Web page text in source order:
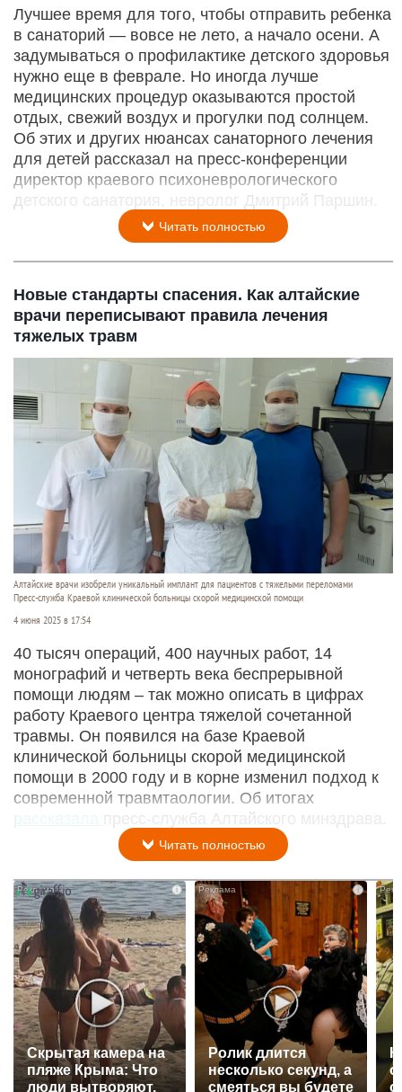
Лучшее время для того, чтобы отправить ребенка
в санаторий — вовсе не лето, а начало осени. А
задумываться о профилактике детского здоровья
нужно еще в феврале. Но иногда лучше
медицинских процедур оказываются простой
отдых, свежий воздух и прогулки под солнцем.
Об этих и других нюансах санаторного лечения
для детей рассказал на пресс-конференции
директор краевого психоневрологического
детского санатория, невролог Дмитрий Паршин.
Читать полностью
Новые стандарты спасения. Как алтайские
врачи переписывают правила лечения
тяжелых травм
Алтайские врачи изобрели уникальный имплант для пациентов с тяжелыми переломами
Пресс-служба Краевой клинической больницы скорой медицинской помощи
4 июня 2025 в 17:54
40 тысяч операций, 400 научных работ, 14
монографий и четверть века беспрерывной
помощи людям – так можно описать в цифрах
работу Краевого центра тяжелой сочетанной
травмы. Он появился на базе Краевой
клинической больницы скорой медицинской
помощи в 2000 году и в корне изменил подход к
современной травмтаологии. Об итогах
рассказала пресс-служба Алтайского минздрава.
Читать полностью
i
Скрытая камера на
пляже Крыма: Что
люди вытворяют,
Ролик длится
несколько секунд, а
смеяться вы будете